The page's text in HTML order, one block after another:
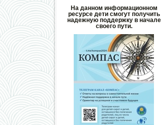
На данном информационном
ресурсе дети смогут получить
надежную поддержку в начале
своего пути.